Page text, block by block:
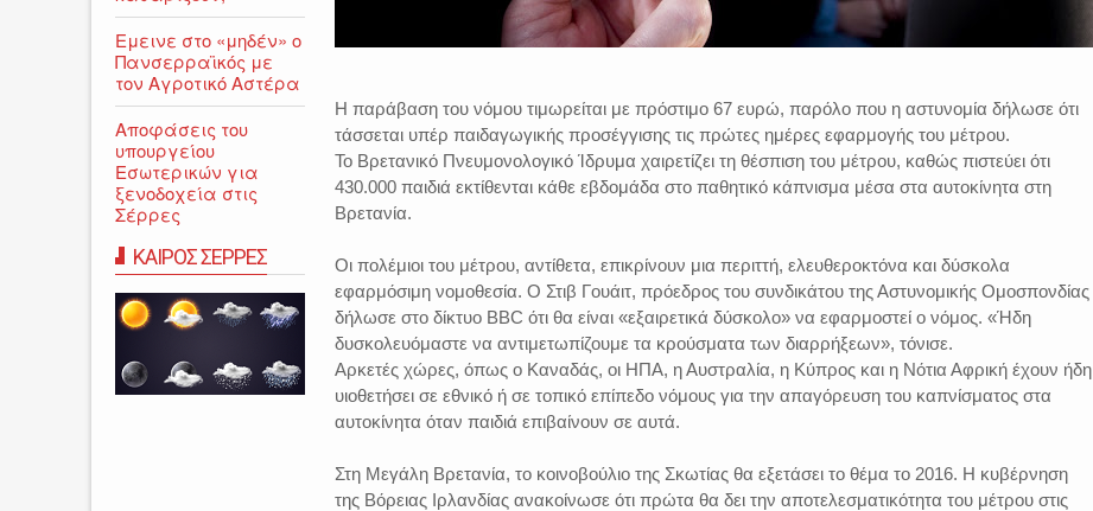
Η παράβαση του νόμου τιμωρείται με πρόστιμο 67 ευρώ, παρόλο που η αστυνομία δήλωσε ότι
τάσσεται υπέρ παιδαγωγικής προσέγγισης τις πρώτες ημέρες εφαρμογής του μέτρου.
Το Βρετανικό Πνευμονολογικό Ίδρυμα χαιρετίζει τη θέσπιση του μέτρου, καθώς πιστεύει ότι
430.000 παιδιά εκτίθενται κάθε εβδομάδα στο παθητικό κάπνισμα μέσα στα αυτοκίνητα στη
Βρετανία.
Οι πολέμιοι του μέτρου, αντίθετα, επικρίνουν μια περιττή, ελευθεροκτόνα και δύσκολα
εφαρμόσιμη νομοθεσία. Ο Στιβ Γουάιτ, πρόεδρος του συνδικάτου της Αστυνομικής Ομοσπονδίας
δήλωσε στο δίκτυο BBC ότι θα είναι «εξαιρετικά δύσκολο» να εφαρμοστεί ο νόμος. «Ήδη
δυσκολευόμαστε να αντιμετωπίζουμε τα κρούσματα των διαρρήξεων», τόνισε.
Αρκετές χώρες, όπως ο Καναδάς, οι ΗΠΑ, η Αυστραλία, η Κύπρος και η Νότια Αφρική έχουν ήδη
υιοθετήσει σε εθνικό ή σε τοπικό επίπεδο νόμους για την απαγόρευση του καπνίσματος στα
αυτοκίνητα όταν παιδιά επιβαίνουν σε αυτά.
Στη Μεγάλη Βρετανία, το κοινοβούλιο της Σκωτίας θα εξετάσει το θέμα το 2016. Η κυβέρνηση
της Βόρειας Ιρλανδίας ανακοίνωσε ότι πρώτα θα δει την αποτελεσματικότητα του μέτρου στις
Εμεινε στο «μηδέν» o
Πανσερραϊκός με
τον Αγροτικό Αστέρα
Αποφάσεις του
υπουργείου
Εσωτερικών για
ξενοδοχεία στις
Σέρρες
ΚΑΙΡΟΣ ΣΕΡΡΕΣ